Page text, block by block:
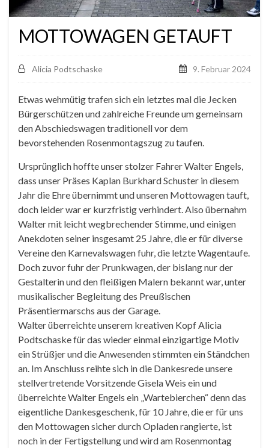
MOTTOWAGEN GETAUFT
Alicia Podtschaske 9. Februar 2024
Etwas wehmütig trafen sich ein letztes mal die Jecken
Bürgerschützen und zahlreiche Freunde um gemeinsam
den Abschiedswagen traditionell vor dem
bevorstehenden Rosenmontagszug zu taufen.
Ursprünglich hoffte unser stolzer Fahrer Walter Engels,
dass unser Präses Kaplan Burkhard Schuster in diesem
Jahr die Ehre übernimmt und unseren Mottowagen tauft,
doch leider war er kurzfristig verhindert. Also übernahm
Walter mit leicht wegbrechender Stimme, und einigen
Anekdoten seiner insgesamt 25 Jahre, die er für diverse
Vereine den Karnevalswagen fuhr, die letzte Wagentaufe.
Doch zuvor fuhr der Prunkwagen, der bislang nur der
Gestalterin und den fleißigen Malern bekannt war, unter
musikalischer Begleitung des Preußischen
Präsentiermarschs aus der Garage.
Walter überreichte unserem kreativen Kopf Alicia
Podtschaske für das wieder einmal einzigartige Motiv
ein Strüßjer und die Anwesenden stimmten ein Ständchen
an. Im Anschluss reihte sich in die Dankesrede unsere
stellvertretende Vorsitzende Gisela Weis ein und
überreichte Walter Engels ein „Wartebierchen“ denn das
eigentliche Dankesgeschenk, für 10 Jahre, die er für uns
den Mottowagen sicher durch Opladen rangierte, ist
noch in der Fertigstellung und wird am Rosenmontag